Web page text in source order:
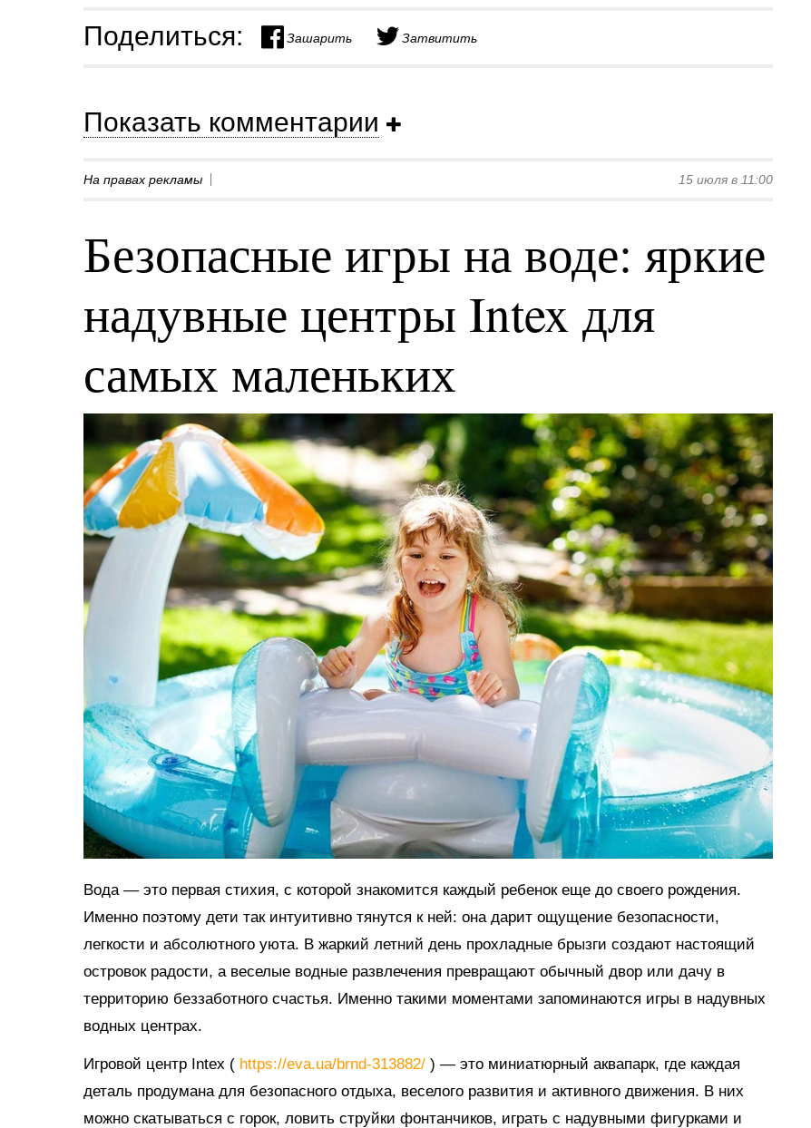
Поделиться: Зашарить Затвитить
Показать комментарии
На правах рекламы 15 июля в 11:00
Безопасные игры на воде: яркие
надувные центры Intex для
самых маленьких
Вода — это первая стихия, с которой знакомится каждый ребенок еще до своего рождения.
Именно поэтому дети так интуитивно тянутся к ней: она дарит ощущение безопасности,
легкости и абсолютного уюта. В жаркий летний день прохладные брызги создают настоящий
островок радости, а веселые водные развлечения превращают обычный двор или дачу в
территорию беззаботного счастья. Именно такими моментами запоминаются игры в надувных
водных центрах.
Игровой центр Intex ( https://eva.ua/brnd-313882/ ) — это миниатюрный аквапарк, где каждая
деталь продумана для безопасного отдыха, веселого развития и активного движения. В них
можно скатываться с горок, ловить струйки фонтанчиков, играть с надувными фигурками и